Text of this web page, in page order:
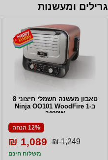
גרילים ומעשנות
טאבון מעשנה חשמלי חיצוני 8
ב-1 Ninja OO101 WoodFire
2400W
12% הנחה
1,249 ₪
1,089 ₪
משלוח חינם